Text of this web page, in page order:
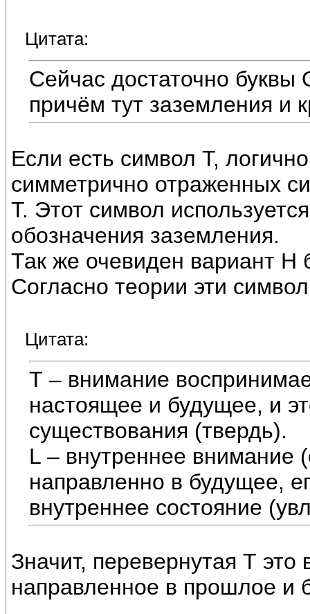
Цитата:
Сейчас достаточно
причём тут заземления и
Если есть символ Т,
симметрично отраженных
Т. Этот символ
обозначения заземления.
Так же очевиден вариант Н
Согласно теории эти
Цитата:
Т – внимание
настоящее и будущее, и
существования (твердь).
L – внутреннее внимание
направленно в будущее,
внутреннее состояние
Значит, перевернутая Т
направленное в прошлое и